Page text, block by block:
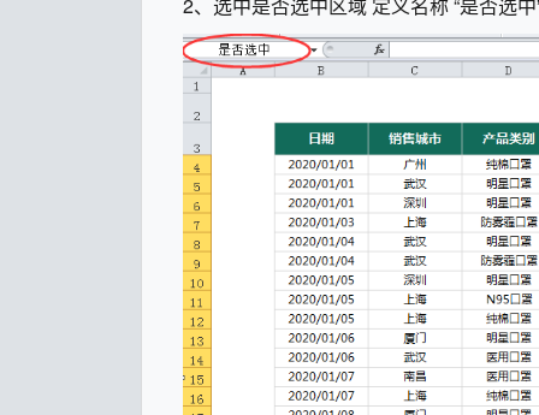
2、选中是否选中区域 定义名称 “是否选中